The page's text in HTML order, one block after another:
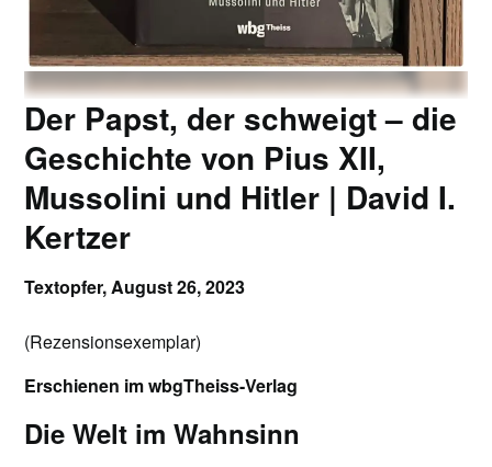
Der Papst, der schweigt – die
Geschichte von Pius XII,
Mussolini und Hitler | David I.
Kertzer
Textopfer,August 26, 2023
(Rezensionsexemplar)
Erschienen im wbgTheiss-Verlag
Die Welt im Wahnsinn